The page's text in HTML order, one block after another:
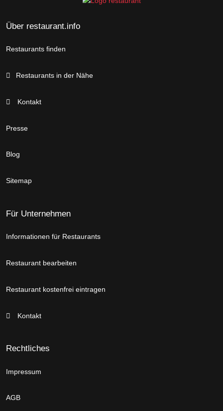
Über restaurant.info
Restaurants finden
Restaurants in der Nähe
Kontakt
Presse
Blog
Sitemap
Für Unternehmen
Informationen für Restaurants
Restaurant bearbeiten
Restaurant kostenfrei eintragen
Kontakt
Rechtliches
Impressum
AGB